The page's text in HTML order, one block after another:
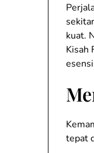
kuat.
Kisah
tepat